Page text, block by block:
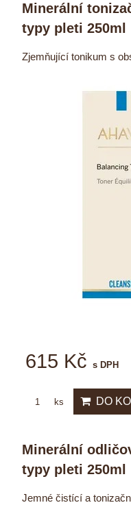
Minerální
typy pleti 250ml
Zjemňující tonikum s
615 Kč s DPH
ks DO
Minerální
typy pleti 250ml
Jemné čistící a